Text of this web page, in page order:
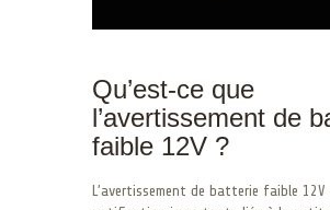
Qu’est-ce que
l’avertissement de
faible 12V ?
L’avertissement de batterie faible 12V